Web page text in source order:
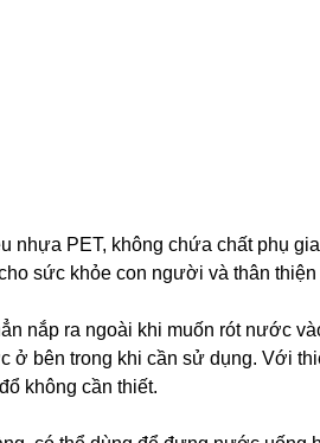
PET, không chứa chất phụ
sức khỏe con người và thân
nắp ra ngoài khi muốn rót nước
bên trong khi cần sử dụng. Với
không cần thiết.